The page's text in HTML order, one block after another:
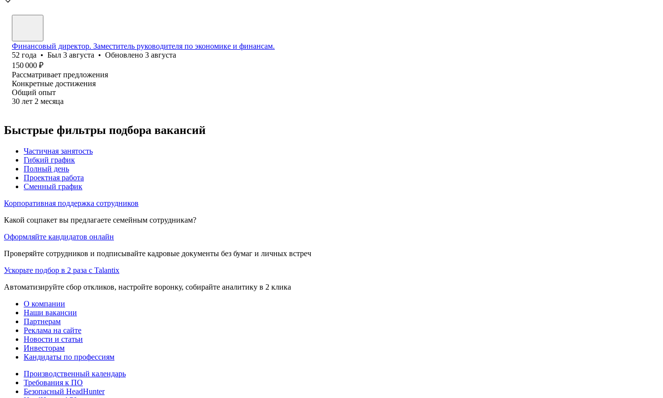
Финансовый директор. Заместитель руководителя по экономике и финансам.
52 года • Был 3 августа • Обновлено 3 августа
150 000 ₽
Рассматривает предложения
Конкретные достижения
Общий опыт
30 лет 2 месяца
Быстрые фильтры подбора вакансий
Частичная занятость
Гибкий график
Полный день
Проектная работа
Сменный график
Корпоративная поддержка сотрудников
Какой соцпакет вы предлагаете семейным сотрудникам?
Оформляйте кандидатов онлайн
Проверяйте сотрудников и подписывайте кадровые документы без бумаг и личных встреч
Ускорьте подбор в 2 раза с Talantix
Автоматизируйте сбор откликов, настройте воронку, собирайте аналитику в 2 клика
О компании
Наши вакансии
Партнерам
Реклама на сайте
Новости и статьи
Инвесторам
Кандидаты по профессиям
Производственный календарь
Требования к ПО
Безопасный HeadHunter